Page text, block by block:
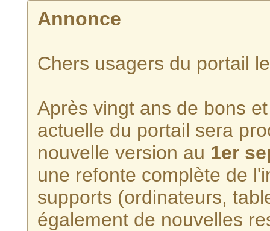
Annonce
Chers usagers du portail
Après vingt ans de bons
actuelle du portail sera
nouvelle version au 1er
une refonte complète de
supports (ordinateurs,
également de nouvelles